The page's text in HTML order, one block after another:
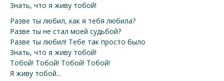
Знать, что я живу тобой!
Разве ты любил, как я тебя любила?
Разве ты не стал моей судьбой?
Разве ты любил! Тебе так просто было
Знать, что я живу тобой!
Тобой! Тобой! Тобой! Тобой!
Я живу тобой...